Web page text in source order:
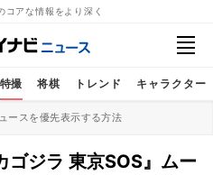
コアな情報をより深く
特撮 将棋 トレンド キャラクター
ースを優先表示する方法
ゴジラ 東京SOS』ムー